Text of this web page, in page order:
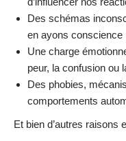
Des schémas
en ayons conscience
Une charge
peur, la confusion ou
Des phobies,
comportements
Et bien d’autres raisons